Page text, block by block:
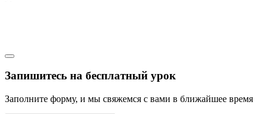
Запишитесь на бесплатный урок
Заполните форму, и мы свяжемся с вами в ближайшее время